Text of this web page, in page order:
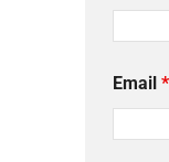
Email *